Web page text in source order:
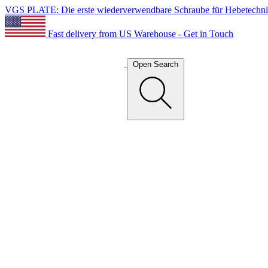
VGS PLATE: Die erste wiederverwendbare Schraube für
Fast delivery from US Warehouse - Get in Touch
Open Search